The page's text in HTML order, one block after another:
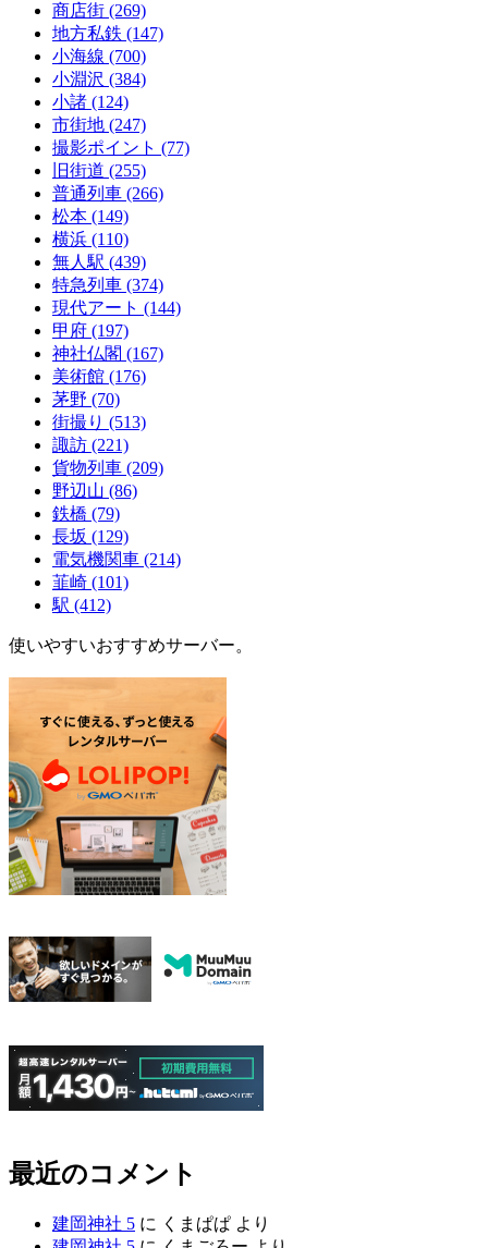
商店街 (269)
地方私鉄 (147)
小海線 (700)
小淵沢 (384)
小諸 (124)
市街地 (247)
撮影ポイント (77)
旧街道 (255)
普通列車 (266)
松本 (149)
横浜 (110)
無人駅 (439)
特急列車 (374)
現代アート (144)
甲府 (197)
神社仏閣 (167)
美術館 (176)
茅野 (70)
街撮り (513)
諏訪 (221)
貨物列車 (209)
野辺山 (86)
鉄橋 (79)
長坂 (129)
電気機関車 (214)
韮崎 (101)
駅 (412)
使いやすいおすすめサーバー。
最近のコメント
建岡神社 5 に くまぱぱ より